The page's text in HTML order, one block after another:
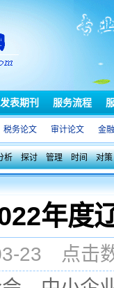
发表期刊 服务流程
税务论文 审计论文 金
析 探讨 管理 时间 对策
年度
23 点